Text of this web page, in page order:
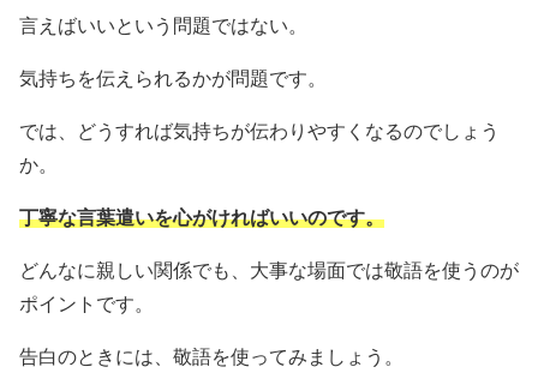
言えばいいという問題ではない。
気持ちを伝えられるかが問題です。
では、どうすれば気持ちが伝わりやすくなるのでしょう
か。
丁寧な言葉遣いを心がければいいのです。
どんなに親しい関係でも、大事な場面では敬語を使うのが
ポイントです。
告白のときには、敬語を使ってみましょう。